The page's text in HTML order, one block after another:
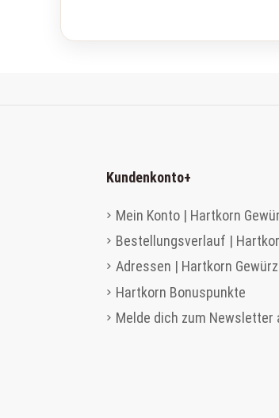
Kundenkonto+
Mein Konto | Hartkorn
Bestellungsverlauf |
Adressen | Hartkorn
Hartkorn Bonuspunkte
Melde dich zum Newsletter